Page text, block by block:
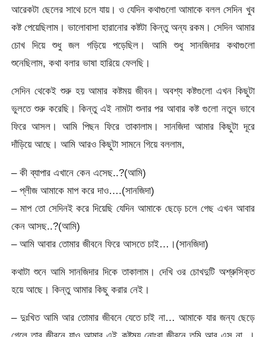
আরেকটা ছেলের সাথে চলে যায়। ও যেদিন কথাগুলো আমাকে বলল সেদিন খুব
কষ্ট পেয়েছিলাম। ভালোবাসা হারানোর কষ্টটা কিন্তু অন্য রকম। সেদিন আমার
চোখ দিয়ে শুধু জল গড়িয়ে পড়েছিল। আমি শুধু সানজিদার কথাগুলো
শুনেছিলাম, কথা বলার ভাষা হারিয়ে ফেলছি।
সেদিন থেকেই শুরু হয় আমার কষ্টময় জীবন। অবশ্য কষ্টগুলো এখন কিছুটা
ভুলতে শুরু করেছি। কিন্তু এই নামটা শুনার পর আবার কষ্ট গুলো নতুন ভাবে
ফিরে আসল। আমি পিছন ফিরে তাকালাম। সানজিদা আমার কিছুটা দূরে
দাঁড়িয়ে আছে। আমি আরও কিছুটা সামনে গিয়ে বললাম,
– কী ব্যাপার এখানে কেন এসেছ..?(আমি)
– প্লীজ আমাকে মাপ করে দাও….(সানজিদা)
– মাপ তো সেদিনই করে দিয়েছি যেদিন আমাকে ছেড়ে চলে গেছ এখন আবার
কেন আসছ..?(আমি)
– আমি আবার তোমার জীবনে ফিরে আসতে চাই…।(সানজিদা)
কথাটা শুনে আমি সানজিদার দিকে তাকালাম। দেখি ওর চোখদুটি অশ্রুসিক্ত
হয়ে আছে। কিন্তু আমার কিছু করার নেই।
– দুঃখিত আমি আর তোমার জীবনে যেতে চাই না… আমাকে যার জন্য ছেড়ে